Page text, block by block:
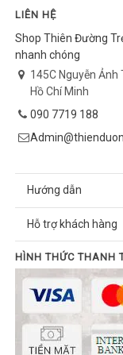
LIÊN HỆ
Shop Thiên Đường
nhanh chóng
145C Nguyễn Ảnh
Hồ Chí Minh
090 7719 188
Hướng dẫn
Hỗ trợ khách hàng
HÌNH THỨC THANH